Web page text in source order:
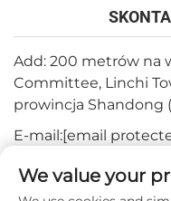
Add: 200 metrów na
Committee, Linchi
prowincja Shandong
E-mail:[email
Tel.: +82-3180427370
Telefon: +86-
We value your